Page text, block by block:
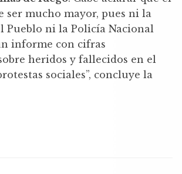
ser mucho mayor, pues ni la
Pueblo ni la Policía Nacional
informe con cifras
heridos y fallecidos en el
sociales”, concluye la